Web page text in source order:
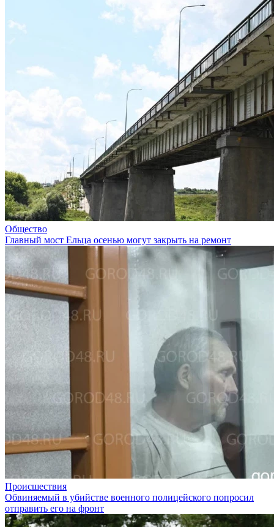
Общество
Главный мост Ельца осенью могут закрыть на ремонт
Происшествия
Обвиняемый в убийстве военного полицейского попросил
отправить его на фронт